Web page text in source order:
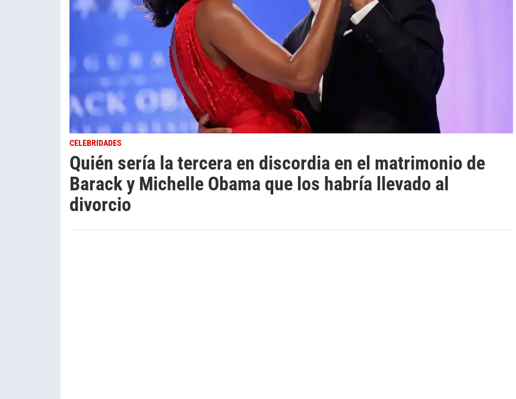
CELEBRIDADES
Quién sería la tercera en discordia en el matrimonio de
Barack y Michelle Obama que los habría llevado al
divorcio